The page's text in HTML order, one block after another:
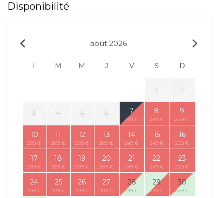
Disponibilité
août 2026
L M M J V S D
1 2
3 4 5 6 7
249 €
8
249 €
9
229 €
10
209 €
11
209 €
12
209 €
13
209 €
14
249 €
15
249 €
16
229 €
17
209 €
18
209 €
19
209 €
20
209 €
21
249 €
22
249 €
23
229 €
24
209 €
25
209 €
26
209 €
27
209 €
28
249 €
29
249 €
30
229 €